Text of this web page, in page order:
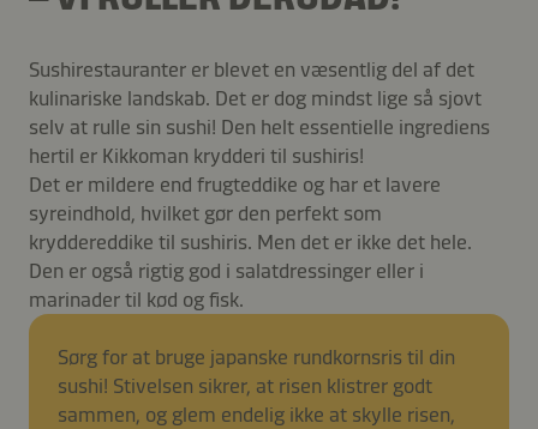
Sushirestauranter er blevet en væsentlig del af det
kulinariske landskab. Det er dog mindst lige så sjovt
selv at rulle sin sushi! Den helt essentielle ingrediens
hertil er Kikkoman krydderi til sushiris!
Det er mildere end frugteddike og har et lavere
syreindhold, hvilket gør den perfekt som
kryddereddike til sushiris. Men det er ikke det hele.
Den er også rigtig god i salatdressinger eller i
marinader til kød og fisk.
Sørg for at bruge japanske rundkornsris til din
sushi! Stivelsen sikrer, at risen klistrer godt
sammen, og glem endelig ikke at skylle risen,